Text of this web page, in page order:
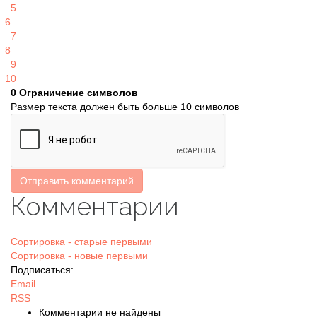
5
6
7
8
9
10
0 Ограничение символов
Размер текста должен быть больше 10 символов
Отправить комментарий
Комментарии
Сортировка - старые первыми
Сортировка - новые первыми
Подписаться:
Email
RSS
Комментарии не найдены